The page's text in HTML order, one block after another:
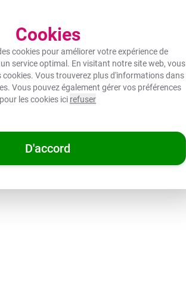
Cookies
cookies pour améliorer votre expérience de
service optimal. En visitant notre site web, vous
Vous trouverez plus d'informations dans
. Vous pouvez également gérer vos préférences
pour les cookies ici refuser
D'accord
induction Décoration murale Cuisine
murale / Photo sur bois